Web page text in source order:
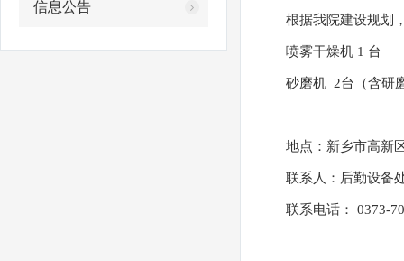
省政协副主席戴柏华一行莅临我院参观调研
省委改革办调研组莅临我院参观调研
根据我院建设规划，
喷雾干燥机 1 台
砂磨机 2台（含研磨
地点：新乡市高新区
联系人：后勤设备
联系电话： 0373-
信息公告